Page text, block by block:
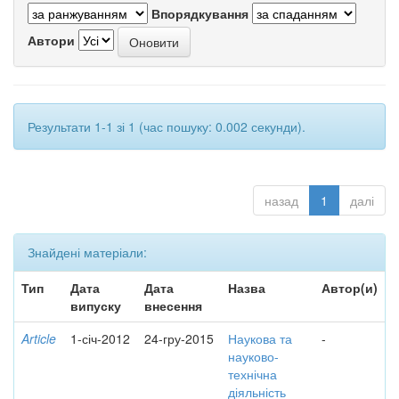
Впорядкування
Автори
Результати 1-1 зі 1 (час пошуку: 0.002 секунди).
назад 1 далі
Знайдені матеріали:
Тип
Дата
випуску
Дата
внесення
Назва Автор(и)
Article 1-січ-2012 24-гру-2015
Наукова та
науково-
технічна
діяльність
-